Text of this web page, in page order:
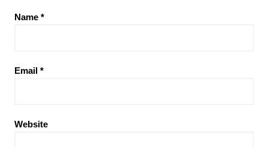
Name *
Email *
Website